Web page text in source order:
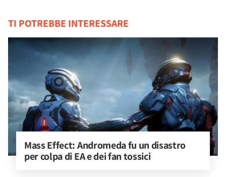
TI POTREBBE INTERESSARE
Mass Effect: Andromeda fu un disastro
per colpa di EA e dei fan tossici